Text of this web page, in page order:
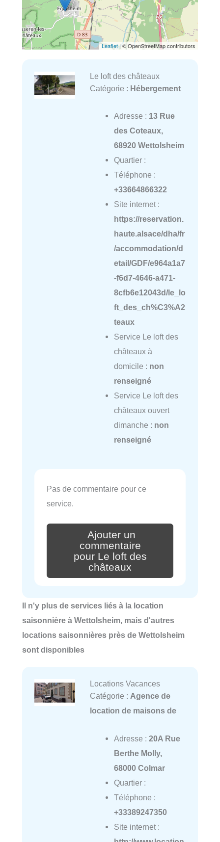
Leaflet| © OpenStreetMap contributors
Le loft des châteaux
Catégorie : Hébergement
Adresse : 13 Rue
des Coteaux,
68920 Wettolsheim
Quartier :
Téléphone :
+33664866322
Site internet :
https://reservation.
haute.alsace/dha/fr
/accommodation/d
etail/GDF/e964a1a7
-f6d7-4646-a471-
8cfb6e12043d/le_lo
ft_des_ch%C3%A2
teaux
Service Le loft des
châteaux à
domicile : non
renseigné
Service Le loft des
châteaux ouvert
dimanche : non
renseigné
Pas de commentaire pour ce
service.
Ajouter un
commentaire
pour Le loft des
châteaux
Il n'y plus de services liés à la location
saisonnière à Wettolsheim, mais d'autres
locations saisonnières près de Wettolsheim
sont disponibles
Locations Vacances
Catégorie : Agence de
location de maisons de
Adresse : 20A Rue
Berthe Molly,
68000 Colmar
Quartier :
Téléphone :
+33389247350
Site internet :